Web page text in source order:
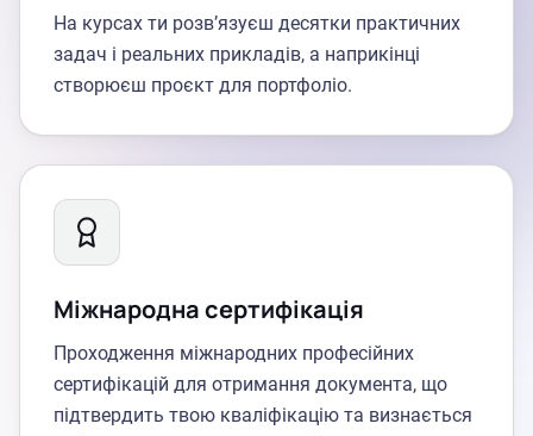
На курсах ти розв’язуєш десятки практичних
задач і реальних прикладів, а наприкінці
створюєш проєкт для портфоліо.
Міжнародна сертифікація
Проходження міжнародних професійних
сертифікацій для отримання документа, що
підтвердить твою кваліфікацію та визнається